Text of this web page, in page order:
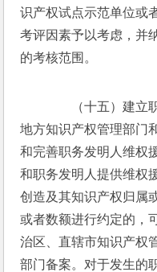
识产权试点示范单位或
考评因素予以考虑，并
的考核范围。
（十五）建立职
地方知识产权管理部门
和完善职务发明人维权
和职务发明人提供维权
创造及其知识产权归属
或者数额进行约定的，
治区、直辖市知识产权
部门备案。对于发生的